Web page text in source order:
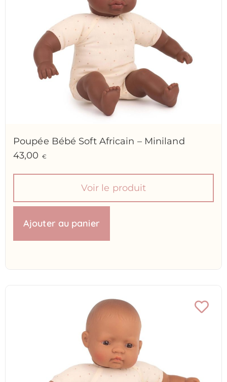
Poupée Bébé Soft Africain – Miniland
43,00 €
Voir le produit
Ajouter au panier